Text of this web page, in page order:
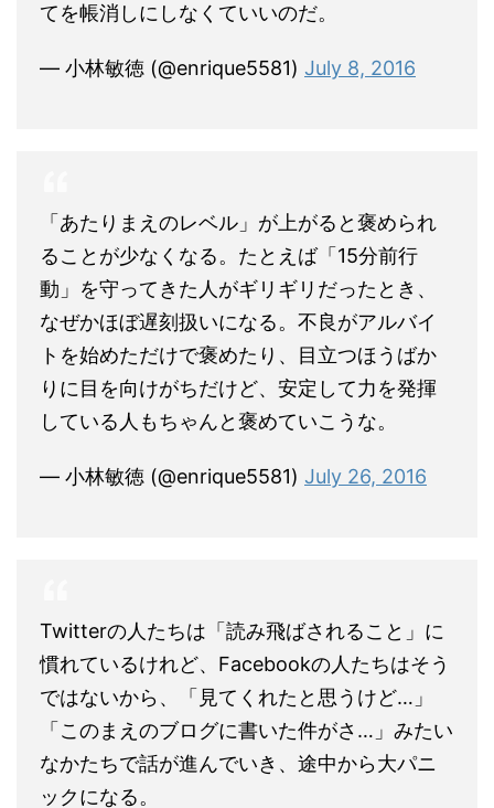
てを帳消しにしなくていいのだ。
— 小林敏徳 (@enrique5581) July 8, 2016
「あたりまえのレベル」が上がると褒められ
ることが少なくなる。たとえば「15分前行
動」を守ってきた人がギリギリだったとき、
なぜかほぼ遅刻扱いになる。不良がアルバイ
トを始めただけで褒めたり、目立つほうばか
りに目を向けがちだけど、安定して力を発揮
している人もちゃんと褒めていこうな。
— 小林敏徳 (@enrique5581) July 26, 2016
Twitterの人たちは「読み飛ばされること」に
慣れているけれど、Facebookの人たちはそう
ではないから、「見てくれたと思うけど…」
「このまえのブログに書いた件がさ…」みたい
なかたちで話が進んでいき、途中から大パニ
ックになる。